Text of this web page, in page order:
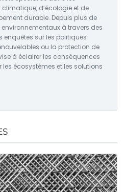
d’écologie et de
durable. Depuis plus de
environnementaux à travers des
enquêtes sur les politiques
ou la protection de
à éclairer les conséquences
écosystèmes et les solutions